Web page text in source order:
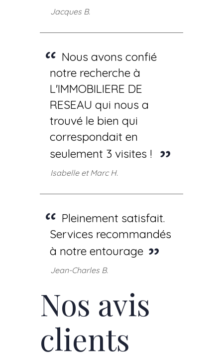
Jacques B.
Nous avons confié
notre recherche à
L'IMMOBILIERE DE
RESEAU qui nous a
trouvé le bien qui
correspondait en
seulement 3 visites !
Isabelle et Marc H.
Pleinement satisfait.
Services recommandés
à notre entourage
Jean-Charles B.
Nos avis
clients